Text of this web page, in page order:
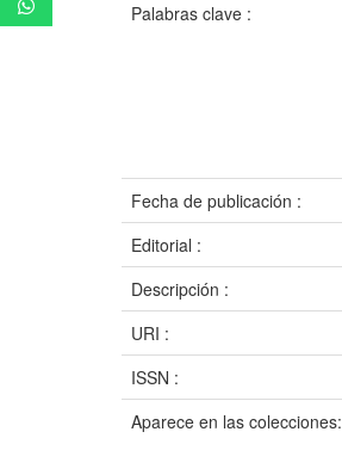
Palabras clave :
Fecha de publicación :
Editorial :
Descripción :
URI :
ISSN :
Aparece en las colecciones: